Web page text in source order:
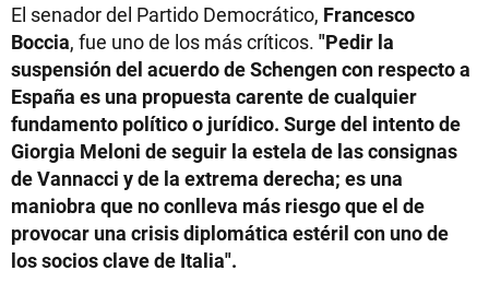
El senador del Partido Democrático, Francesco
Boccia, fue uno de los más críticos. "Pedir la
suspensión del acuerdo de Schengen con respecto a
España es una propuesta carente de cualquier
fundamento político o jurídico. Surge del intento de
Giorgia Meloni de seguir la estela de las consignas
de Vannacci y de la extrema derecha; es una
maniobra que no conlleva más riesgo que el de
provocar una crisis diplomática estéril con uno de
los socios clave de Italia".